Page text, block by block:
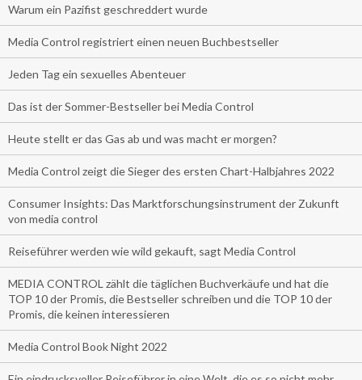
Warum ein Pazifist geschreddert wurde
Media Control registriert einen neuen Buchbestseller
Jeden Tag ein sexuelles Abenteuer
Das ist der Sommer-Bestseller bei Media Control
Heute stellt er das Gas ab und was macht er morgen?
Media Control zeigt die Sieger des ersten Chart-Halbjahres 2022
Consumer Insights: Das Marktforschungsinstrument der Zukunft
von media control
Reiseführer werden wie wild gekauft, sagt Media Control
MEDIA CONTROL zählt die täglichen Buchverkäufe und hat die
TOP 10 der Promis, die Bestseller schreiben und die TOP 10 der
Promis, die keinen interessieren
Media Control Book Night 2022